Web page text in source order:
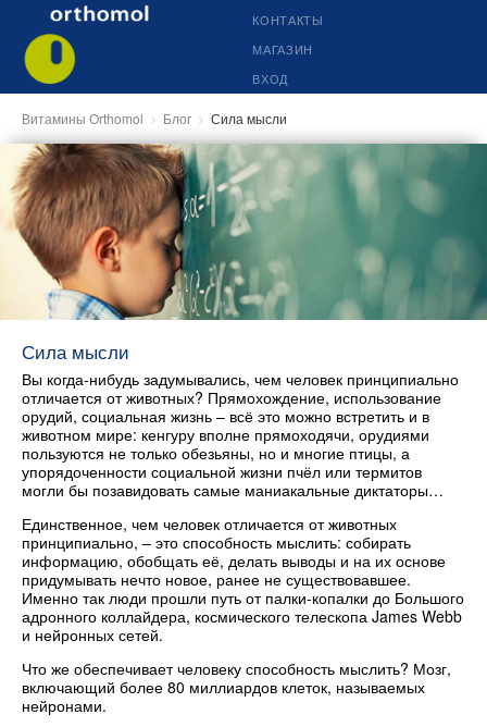
КОНТАКТЫ
МАГАЗИН
ВХОД
Витамины Orthomol Блог Сила мысли
Сила мысли
Вы когда-нибудь задумывались, чем человек принципиально
отличается от животных? Прямохождение, использование
орудий, социальная жизнь – всё это можно встретить и в
животном мире: кенгуру вполне прямоходячи, орудиями
пользуются не только обезьяны, но и многие птицы, а
упорядоченности социальной жизни пчёл или термитов
могли бы позавидовать самые маниакальные диктаторы…
Единственное, чем человек отличается от животных
принципиально, – это способность мыслить: собирать
информацию, обобщать её, делать выводы и на их основе
придумывать нечто новое, ранее не существовавшее.
Именно так люди прошли путь от палки-копалки до Большого
адронного коллайдера, космического телескопа James Webb
и нейронных сетей.
Что же обеспечивает человеку способность мыслить? Мозг,
включающий более 80 миллиардов клеток, называемых
нейронами.